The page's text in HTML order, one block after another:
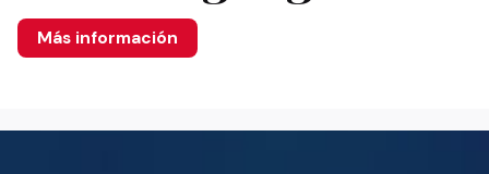
Más información